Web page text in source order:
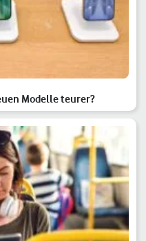
Modelle teurer?